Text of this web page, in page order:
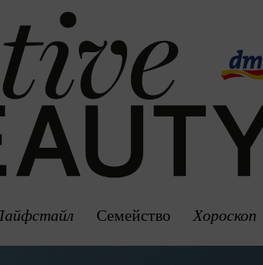
Семейство Хороскоп